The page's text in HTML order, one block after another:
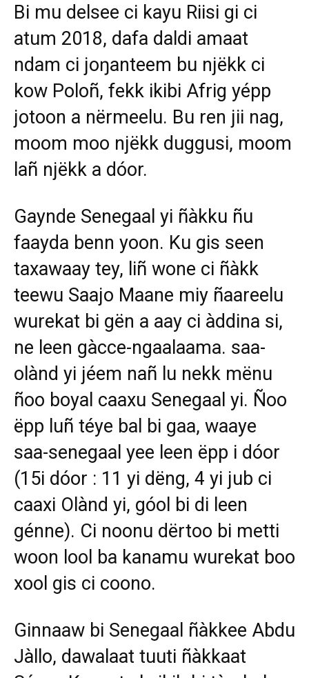
Bi mu delsee ci kayu Riisi gi ci
atum 2018, dafa daldi amaat
ndam ci joŋanteem bu njëkk ci
kow Poloñ, fekk ikibi Afrig yépp
jotoon a nërmeelu. Bu ren jii nag,
moom moo njëkk duggusi, moom
lañ njëkk a dóor.
Gaynde Senegaal yi ñàkku ñu
faayda benn yoon. Ku gis seen
taxawaay tey, liñ wone ci ñàkk
teewu Saajo Maane miy ñaareelu
wurekat bi gën a aay ci àddina si,
ne leen gàcce-ngaalaama. saa-
olànd yi jéem nañ lu nekk mënu
ñoo boyal caaxu Senegaal yi. Ñoo
ëpp luñ téye bal bi gaa, waaye
saa-senegaal yee leen ëpp i dóor
(15i dóor : 11 yi dëng, 4 yi jub ci
caaxi Olànd yi, góol bi di leen
génne). Ci noonu dërtoo bi metti
woon lool ba kanamu wurekat boo
xool gis ci coono.
Ginnaaw bi Senegaal ñàkkee Abdu
Jàllo, dawalaat tuuti ñàkkaat